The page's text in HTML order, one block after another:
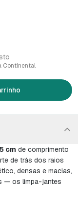
Continental
cm de comprimento
de trás dos raios
densas e macias,
— os limpa-jantes